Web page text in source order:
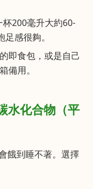
杯200毫升大約60-
感很夠。
即食包，或是自己
備用。
水化合物（平
餓到睡不著。選擇